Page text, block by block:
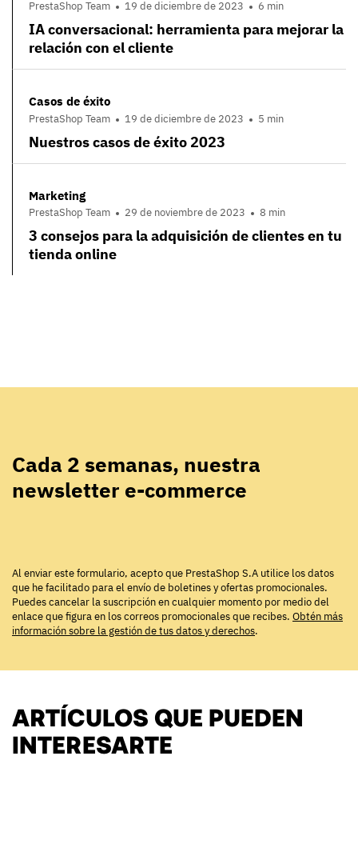
PrestaShop Team 19 de diciembre de 2023 6 min
IA conversacional: herramienta para mejorar la
relación con el cliente
Casos de éxito
PrestaShop Team 19 de diciembre de 2023 5 min
Nuestros casos de éxito 2023
Marketing
PrestaShop Team 29 de noviembre de 2023 8 min
3 consejos para la adquisición de clientes en tu
tienda online
Cada 2 semanas, nuestra
newsletter e-commerce
Al enviar este formulario, acepto que PrestaShop S.A utilice los datos
que he facilitado para el envío de boletines y ofertas promocionales.
Puedes cancelar la suscripción en cualquier momento por medio del
enlace que figura en los correos promocionales que recibes. Obtén más
información sobre la gestión de tus datos y derechos.
ARTÍCULOS QUE PUEDEN
INTERESARTE